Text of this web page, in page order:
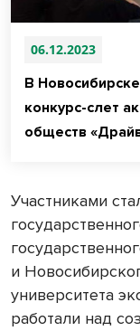
06.12.2023
В
конкурс-слет
обществ
Участниками
и
университета
работали над